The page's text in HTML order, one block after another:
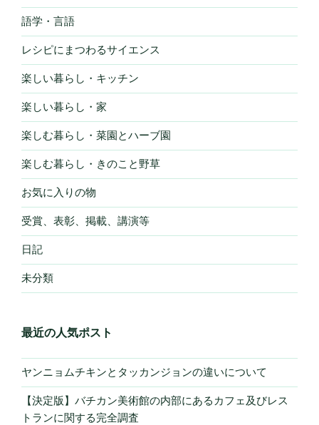
語学・言語
レシピにまつわるサイエンス
楽しい暮らし・キッチン
楽しい暮らし・家
楽しむ暮らし・菜園とハーブ園
楽しむ暮らし・きのこと野草
お気に入りの物
受賞、表彰、掲載、講演等
日記
未分類
最近の人気ポスト
ヤンニョムチキンとタッカンジョンの違いについて
【決定版】バチカン美術館の内部にあるカフェ及びレス
トランに関する完全調査